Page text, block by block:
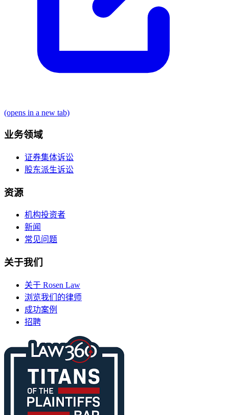
(opens in a new tab)
业务领域
证券集体诉讼
股东派生诉讼
资源
机构投资者
新闻
常见问题
关于我们
关于 Rosen Law
浏览我们的律师
成功案例
招聘